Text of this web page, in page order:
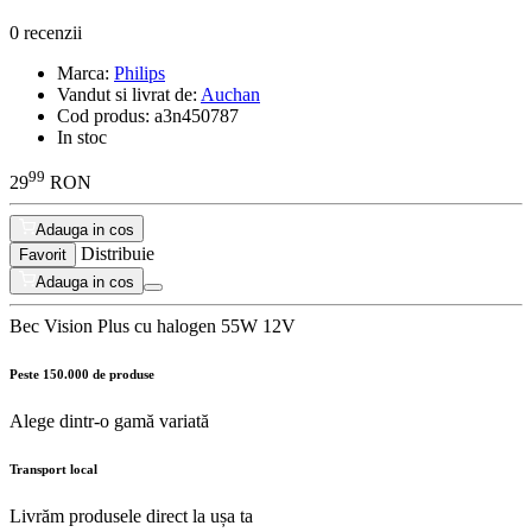
0 recenzii
Marca: Philips
Vandut si livrat de: Auchan
Cod produs: a3n450787
In stoc
2999 RON
Adauga in cos
Favorit
Distribuie
Adauga in cos
Bec Vision Plus cu halogen 55W 12V
Peste 150.000 de produse
Alege dintr-o gamă variată
Transport local
Livrăm produsele direct la ușa ta